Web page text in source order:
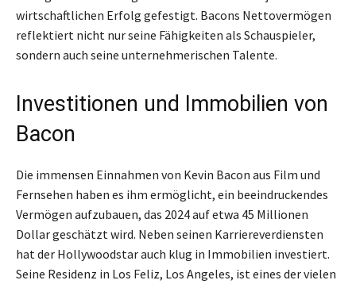
wirtschaftlichen Erfolg gefestigt. Bacons Nettovermögen
reflektiert nicht nur seine Fähigkeiten als Schauspieler,
sondern auch seine unternehmerischen Talente.
Investitionen und Immobilien von
Bacon
Die immensen Einnahmen von Kevin Bacon aus Film und
Fernsehen haben es ihm ermöglicht, ein beeindruckendes
Vermögen aufzubauen, das 2024 auf etwa 45 Millionen
Dollar geschätzt wird. Neben seinen Karriereverdiensten
hat der Hollywoodstar auch klug in Immobilien investiert.
Seine Residenz in Los Feliz, Los Angeles, ist eines der vielen